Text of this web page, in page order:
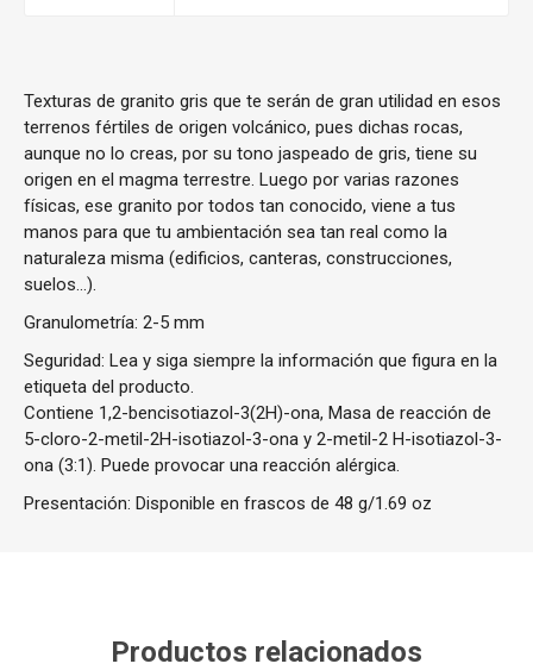
Texturas de granito gris que te serán de gran utilidad en esos
terrenos fértiles de origen volcánico, pues dichas rocas,
aunque no lo creas, por su tono jaspeado de gris, tiene su
origen en el magma terrestre. Luego por varias razones
físicas, ese granito por todos tan conocido, viene a tus
manos para que tu ambientación sea tan real como la
naturaleza misma (edificios, canteras, construcciones,
suelos…).
Granulometría: 2-5 mm
Seguridad: Lea y siga siempre la información que figura en la
etiqueta del producto.
Contiene 1,2-bencisotiazol-3(2H)-ona, Masa de reacción de
5-cloro-2-metil-2H-isotiazol-3-ona y 2-metil-2 H-isotiazol-3-
ona (3:1). Puede provocar una reacción alérgica.
Presentación: Disponible en frascos de 48 g/1.69 oz
Productos relacionados